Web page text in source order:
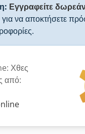
Εγγραφείτε
για να αποκτήσετε
Χθες
από: